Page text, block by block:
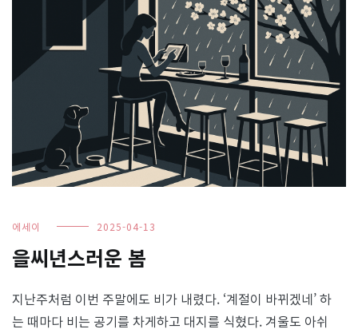
에세이 2025-04-13
을씨년스러운 봄
지난주처럼 이번 주말에도 비가 내렸다. ‘계절이 바뀌겠네’ 하
는 때마다 비는 공기를 차게하고 대지를 식혔다. 겨울도 아쉬